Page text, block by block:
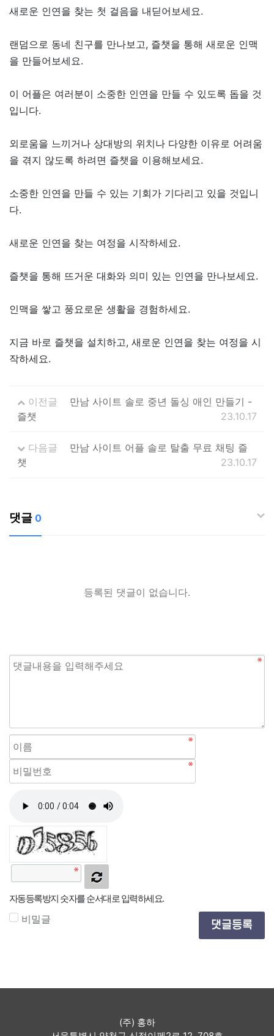
새로운 인연을 찾는 첫 걸음을 내딛어보세요.
랜덤으로 동네 친구를 만나보고, 즐챗을 통해 새로운 인맥
을 만들어보세요.
이 어플은 여러분이 소중한 인연을 만들 수 있도록 돕을 것
입니다.
외로움을 느끼거나 상대방의 위치나 다양한 이유로 어려움
을 겪지 않도록 하려면 즐챗을 이용해보세요.
소중한 인연을 만들 수 있는 기회가 기다리고 있을 것입니
다.
새로운 인연을 찾는 여정을 시작하세요.
즐챗을 통해 뜨거운 대화와 의미 있는 인연을 만나보세요.
인맥을 쌓고 풍요로운 생활을 경험하세요.
지금 바로 즐챗을 설치하고, 새로운 인연을 찾는 여정을 시
작하세요.
이전글
만남 사이트 솔로 중년 돌싱 애인 만들기 -
즐챗
23.10.17
다음글
만남 사이트 어플 솔로 탈출 무료 채팅 즐
챗
23.10.17
댓글 0
등록된 댓글이 없습니다.
자동등록방지 숫자를 순서대로 입력하세요.
비밀글 댓글등록
(주) 홍하